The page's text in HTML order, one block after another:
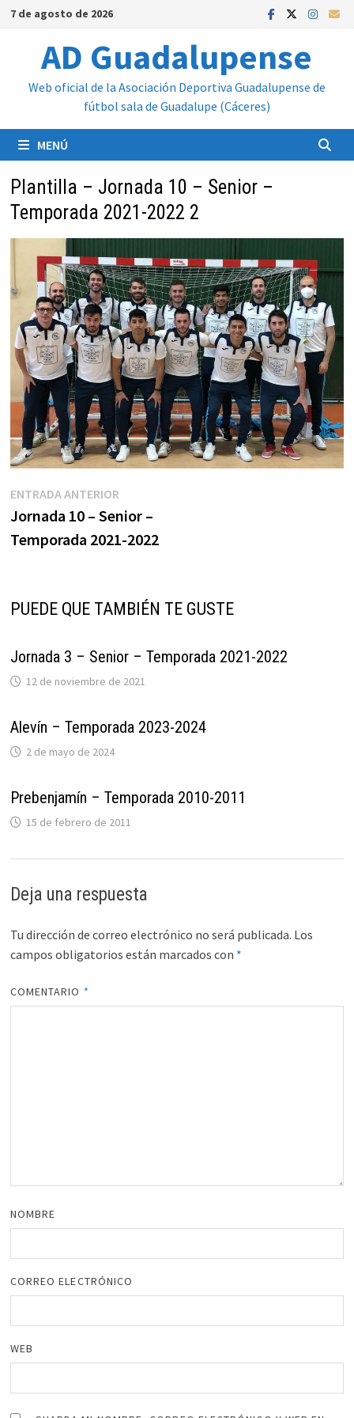
Saltar
contenido
7 de agosto de 2026
AD Guadalupense
Web oficial de la Asociación Deportiva Guadalupense de
fútbol sala de Guadalupe (Cáceres)
MENÚ
Plantilla – Jornada 10 – Senior –
Temporada 2021-2022 2
Navegación
de
entradas
ENTRADA ANTERIOREntrada
anterior:
Jornada 10 – Senior –
Temporada 2021-2022
PUEDE QUE TAMBIÉN TE GUSTE
Jornada 3 – Senior – Temporada 2021-2022
12 de noviembre de 2021
Alevín – Temporada 2023-2024
2 de mayo de 2024
Prebenjamín – Temporada 2010-2011
15 de febrero de 2011
Deja una respuesta
Tu dirección de correo electrónico no será publicada. Los
campos obligatorios están marcados con *
COMENTARIO *
NOMBRE
CORREO ELECTRÓNICO
WEB